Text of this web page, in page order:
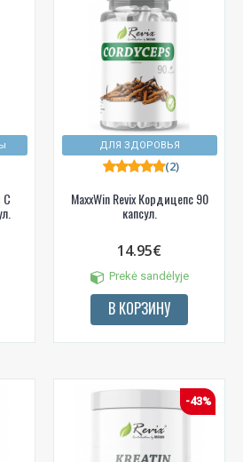
С
ДЛЯ ЗДОРОВЬЯ
MaxxWin Revix Кордицепс 90
капсул.
(2)
14.95€
Prekė sandėlyje
В КОРЗИНУ
-43%